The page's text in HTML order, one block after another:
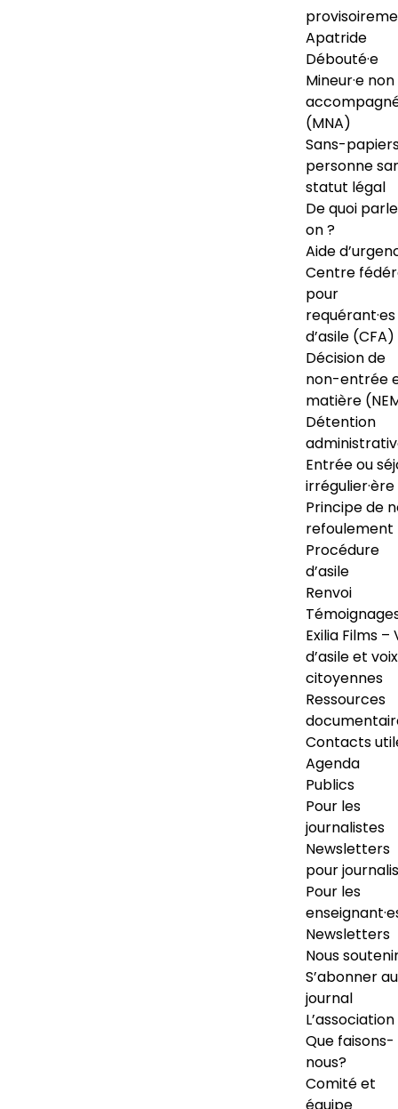
Apatride
Débouté·e
Mineur·e non
(MNA)
Sans-
personne
statut légal
De quoi
on ?
Aide
Centre
pour
requérant·es
d’asile (CFA)
Décision de
non-entrée
matière
Détention
Entrée ou
irrégulier·ère
Principe de
refoulement
Procédure
d’asile
Renvoi
Exilia Films –
d’asile et voix
citoyennes
Ressources
Contacts
Agenda
Publics
Pour les
journalistes
Newsletters
pour
Pour les
Newsletters
Nous
S’abonner au
journal
L’association
Que faisons-
nous?
Comité et